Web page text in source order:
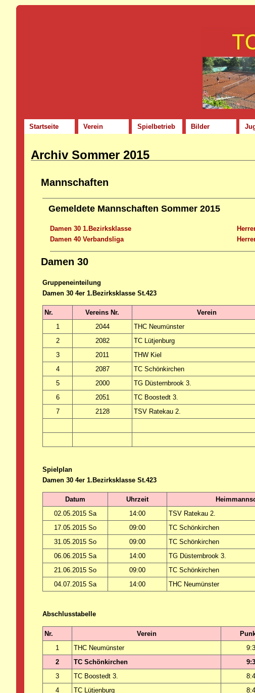
Startseite Verein Spielbetrieb Bilder
Archiv Sommer 2015
Mannschaften
Gemeldete Mannschaften Sommer 2015
Damen 30 1.Bezirksklasse
Damen 40 Verbandsliga
Damen 30
Gruppeneinteilung
Damen 30 4er 1.Bezirksklasse St.423
Nr. Vereins Nr. Verein
1
2044 THC Neumünster
2
2082 TC Lütjenburg
3
2011 THW Kiel
4
2087 TC Schönkirchen
5
2000 TG Düsternbrook 3.
6
2051 TC Boostedt 3.
7
2128 TSV Ratekau 2.
Spielplan
Damen 30 4er 1.Bezirksklasse St.423
Datum Uhrzeit
02.05.2015 Sa
14:00 TSV Ratekau 2.
17.05.2015 So
09:00 TC Schönkirchen
31.05.2015 So
09:00 TC Schönkirchen
06.06.2015 Sa
14:00 TG Düsternbrook 3.
21.06.2015 So
09:00 TC Schönkirchen
04.07.2015 Sa
14:00 THC Neumünster
Abschlusstabelle
Nr. Verein
1
THC Neumünster 9:3
2
TC Schönkirchen 9:3
3
TC Boostedt 3. 8:4
4
TC Lütjenburg 8:4